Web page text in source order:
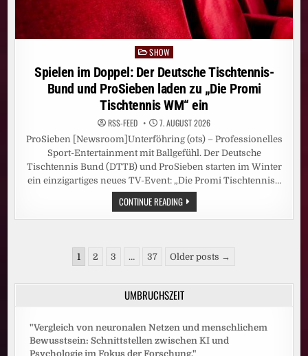
Posted
in
SHOW
Spielen im Doppel: Der Deutsche Tischtennis-
Bund und ProSieben laden zu „Die Promi
Tischtennis WM“ ein
RSS-FEED 7. AUGUST 2026
ProSieben [Newsroom]Unterföhring (ots) – Professionelles
Sport-Entertainment mit Ballgefühl. Der Deutsche
Tischtennis Bund (DTTB) und ProSieben starten im Winter
ein einzigartiges neues TV-Event: „Die Promi Tischtennis…
CONTINUE READINGSPIELEN
IM
DOPPEL:
BUND
UND
LADEN
ZU
„DIE
PROMI
WM“
EIN
Seitennummerierung
1 2 3 … 37 Older posts →
UMBRUCHSZEIT
"Vergleich von neuronalen Netzen und menschlichem
Bewusstsein: Schnittstellen zwischen KI und
Psychologie im Fokus der Forschung."